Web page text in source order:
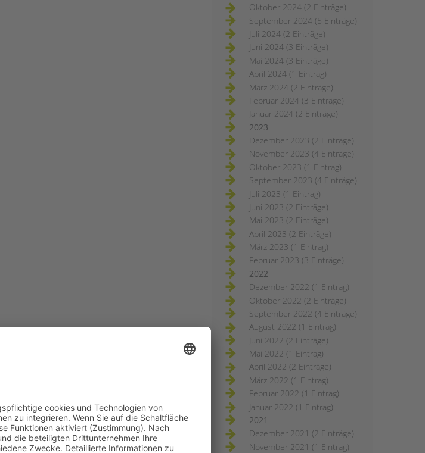
Oktober 2024 (2 Einträge)
September 2024 (5 Einträge)
Juli 2024 (2 Einträge)
Juni 2024 (3 Einträge)
Mai 2024 (3 Einträge)
April 2024 (1 Eintrag)
März 2024 (2 Einträge)
Februar 2024 (3 Einträge)
Januar 2024 (2 Einträge)
2023
Dezember 2023 (2 Einträge)
November 2023 (4 Einträge)
Oktober 2023 (1 Eintrag)
September 2023 (4 Einträge)
Juli 2023 (1 Eintrag)
Juni 2023 (2 Einträge)
Mai 2023 (2 Einträge)
April 2023 (2 Einträge)
März 2023 (1 Eintrag)
Februar 2023 (3 Einträge)
2022
Dezember 2022 (1 Eintrag)
Oktober 2022 (2 Einträge)
September 2022 (4 Einträge)
August 2022 (1 Eintrag)
Juni 2022 (2 Einträge)
Mai 2022 (1 Eintrag)
April 2022 (2 Einträge)
März 2022 (1 Eintrag)
Februar 2022 (1 Eintrag)
Januar 2022 (1 Eintrag)
2021
Dezember 2021 (2 Einträge)
November 2021 (1 Eintrag)